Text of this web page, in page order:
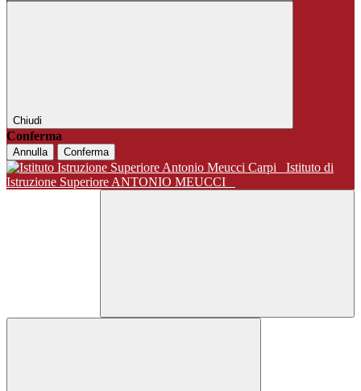
Chiudi
Conferma
Annulla Conferma
Istituto di
Istruzione Superiore ANTONIO MEUCCI